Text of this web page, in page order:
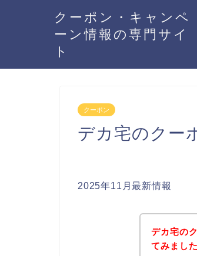
クーポン・キャンペ
ーン情報の専門サイ
ト
クーポン
デカ宅のクー
2025年11月最新情報
デカ宅の
てみまし